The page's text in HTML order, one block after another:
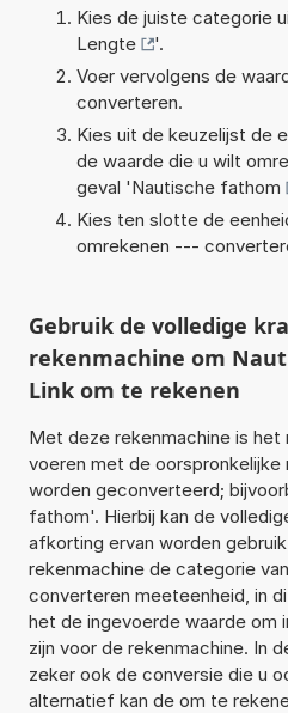
Kies de juiste categorie
Lengte
'.
Voer vervolgens de
converteren.
Kies uit de keuzelijst de
de waarde die u wilt
geval 'Nautische fathom
Kies ten slotte de
omrekenen ---
Gebruik de volledige
rekenmachine om
Link om te rekenen
Met deze rekenmachine is
voeren met de
worden geconverteerd;
fathom'. Hierbij kan de
afkorting ervan worden
rekenmachine de categorie
converteren meeteenheid, in
het de ingevoerde waarde om
zijn voor de rekenmachine. In
zeker ook de conversie die u
alternatief kan de om te